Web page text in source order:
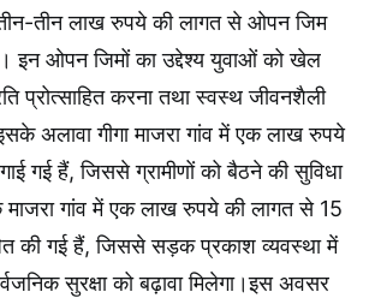
तीन-तीन लाख रुपये की लागत से ओपन जिम
इन ओपन जिमों का उद्देश्य युवाओं को खेल
प्रोत्साहित करना तथा स्वस्थ जीवनशैली
अलावा गीगा माजरा गांव में एक लाख रुपये
गई हैं, जिससे ग्रामीणों को बैठने की सुविधा
माजरा गांव में एक लाख रुपये की लागत से 15
की गई हैं, जिससे सड़क प्रकाश व्यवस्था में
सुरक्षा को बढ़ावा मिलेगा।इस अवसर